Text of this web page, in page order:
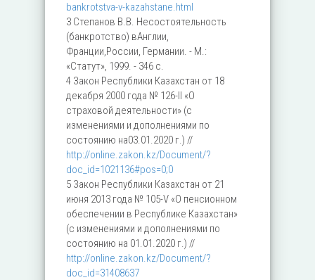
bankrotstva-v-kazahstane.html
3 Степанов В.В. Несостоятельность
(банкротство) вАнглии,
Франции,России, Германии. - М.:
«Статут», 1999. - 346 с.
4 Закон Республики Казахстан от 18
декабря 2000 года № 126-II «О
страховой деятельности» (с
изменениями и дополнениями по
состоянию на03.01.2020 г.) //
http://online.zakon.kz/Document/?
doc_id=1021136#pos=0;0
5 Закон Республики Казахстан от 21
июня 2013 года № 105-V «О пенсионном
обеспечении в Республике Казахстан»
(с изменениями и дополнениями по
состоянию на 01.01.2020 г.) //
http://online.zakon.kz/Document/?
doc_id=31408637